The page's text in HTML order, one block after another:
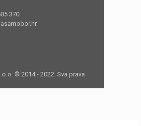
370
© 2014 - 2022. Sva prava